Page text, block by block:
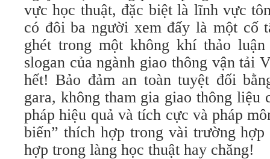
vực học thuật, đặc biệt là lĩnh vực
có đôi ba người xem đấy là một cố
ghét trong một không khí thảo
slogan của ngành giao thông vận tải
hết! Bảo đảm an toàn tuyệt đối
gara, không tham gia giao thông liệu
pháp hiệu quả và tích cực và pháp
biến” thích hợp trong vài trường
hợp trong làng học thuật hay chăng!